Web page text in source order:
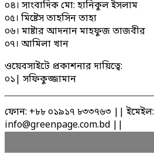
০৪। সাংবাদিক মো: হানিকুল ইসলাম
০৫। মিষ্টেস তাহসিন তাহা
০৬। মাষ্টার আদনান মাহফুজ তাজবীর
০৭। আমিলা খান
ওয়েবসাইটে প্রকাশনার দায়িত্বে:
০১| সফিকুজ্জামান
ফোন: +৮৮ ০১৯১৭ ৮৩৩৭৬৩ || ইমেইল:
info@greenpage.com.bd ||